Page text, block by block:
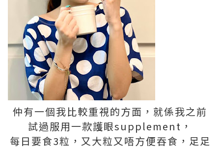
仲有一個我比較重視的方面，就係我之前
試過服用一款護眼supplement，
每日要食3粒，又大粒又唔方便吞食，足足